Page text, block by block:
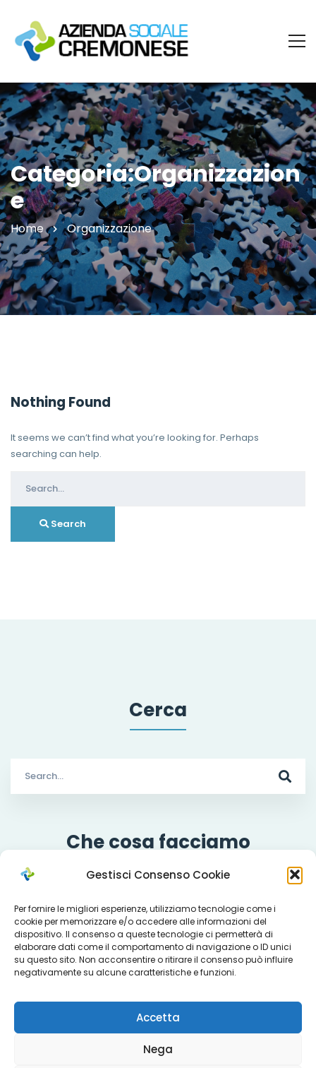
Gestisci Consenso Cookie
Per fornire le migliori esperienze, utilizziamo tecnologie come i
cookie per memorizzare e/o accedere alle informazioni del
dispositivo. Il consenso a queste tecnologie ci permetterà di
elaborare dati come il comportamento di navigazione o ID unici
su questo sito. Non acconsentire o ritirare il consenso può influire
negativamente su alcune caratteristiche e funzioni.
Accetta
Nega
Categoria:Organizzazion
e
Home Organizzazione
Nothing Found
It seems we can’t find what you’re looking for. Perhaps
searching can help.
for:
Search
Cerca
for:
Che cosa facciamo
Servizi
Progetti